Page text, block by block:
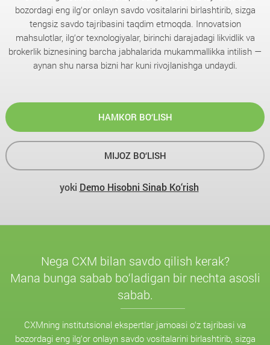
bozordagi eng ilg‘or onlayn savdo vositalarini birlashtirib, sizga
tengsiz savdo tajribasini taqdim etmoqda. Innovatsion
mahsulotlar, ilg‘or texnologiyalar, birinchi darajadagi likvidlik va
brokerlik biznesining barcha jabhalarida mukammallikka intilish —
aynan shu narsa bizni har kuni rivojlanishga undaydi.
HAMKOR BO‘LISH
MIJOZ BO‘LISH
yoki Demo Hisobni Sinab Ko‘rish
Nega CXM bilan savdo qilish kerak?
Mana bunga sabab bo‘ladigan bir nechta asosli
sabab.
CXMning institutsional ekspertlar jamoasi o‘z tajribasi va
bozordagi eng ilg‘or onlayn savdo vositalarini birlashtirib, sizga